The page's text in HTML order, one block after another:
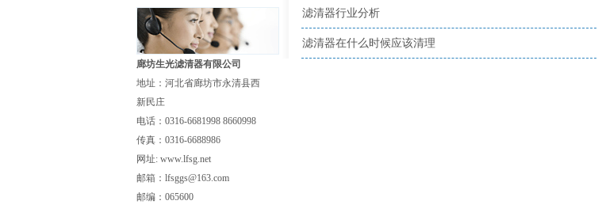
廊坊生光滤清器有限公司
地址：河北省廊坊市永清县西
新民庄
电话：0316-6681998 8660998
传真：0316-6688986
网址: www.lfsg.net
邮箱：lfsggs@163.com
邮编：065600
滤清器行业分析
滤清器在什么时候应该清理